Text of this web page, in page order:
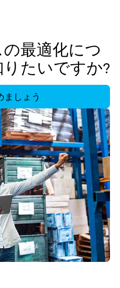
最適化につ
たいですか?
ましょう